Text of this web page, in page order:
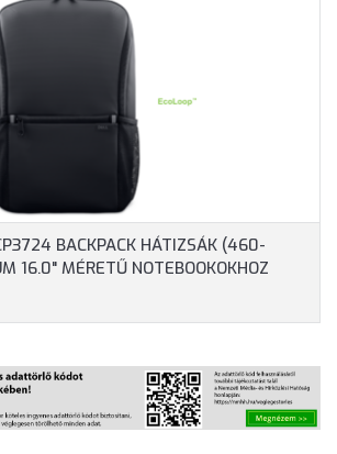
BACKPACK HÁTIZSÁK (460-
16.0" MÉRETŰ NOTEBOOKOKHOZ